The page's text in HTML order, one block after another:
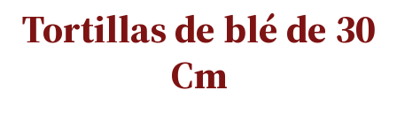
Tortillas de blé de 30
Cm